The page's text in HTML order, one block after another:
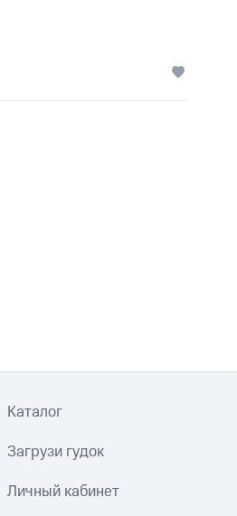
Каталог
Загрузи гудок
Личный кабинет